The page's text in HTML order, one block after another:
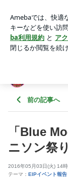
た！ | ＥＩＰのブ
アプリをダウン
ょう。
前の記事へ
「Blue
ニソン祭
2016年05月03日(火) 14
テーマ： EIPイベント報告